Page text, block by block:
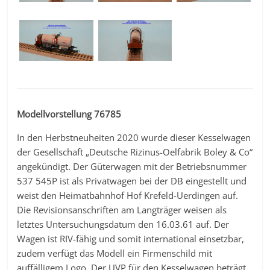
Modellvorstellung 76785
In den Herbstneuheiten 2020 wurde dieser Kesselwagen
der Gesellschaft „Deutsche Rizinus-Oelfabrik Boley & Co“
angekündigt. Der Güterwagen mit der Betriebsnummer
537 545P ist als Privatwagen bei der DB eingestellt und
weist den Heimatbahnhof Hof Krefeld-Uerdingen auf.
Die Revisionsanschriften am Langträger weisen als
letztes Untersuchungsdatum den 16.03.61 auf. Der
Wagen ist RIV-fähig und somit international einsetzbar,
zudem verfügt das Modell ein Firmenschild mit
auffälligem Logo. Der UVP für den Kesselwagen beträgt